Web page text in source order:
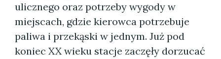
ulicznego oraz potrzeby wygody w
miejscach, gdzie kierowca potrzebuje
paliwa i przekąski w jednym. Już pod
koniec XX wieku stacje zaczęły dorzucać